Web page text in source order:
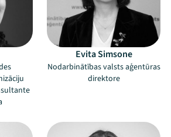
Evita Simsone
Nodarbinātības valsts aģentūras
direktore